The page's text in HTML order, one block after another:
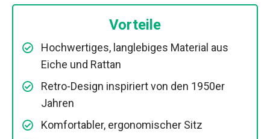
Vorteile
Hochwertiges, langlebiges Material aus
Eiche und Rattan
Retro-Design inspiriert von den 1950er
Jahren
Komfortabler, ergonomischer Sitz